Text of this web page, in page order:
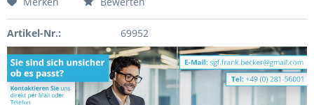
Artikel-Nr.: 69952